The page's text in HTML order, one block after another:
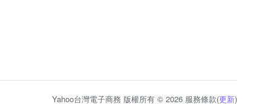
Yahoo台灣電子商務 版權所有 © 2026 服務條款(更新)